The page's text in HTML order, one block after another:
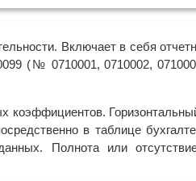
Включает в себя
(№ 0710001, 0710002,
коэффициентов.
в таблице
Полнота или